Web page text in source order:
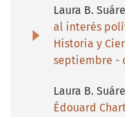
Laura B.
al interés
Historia y
septiembre -
Laura B.
Édouard